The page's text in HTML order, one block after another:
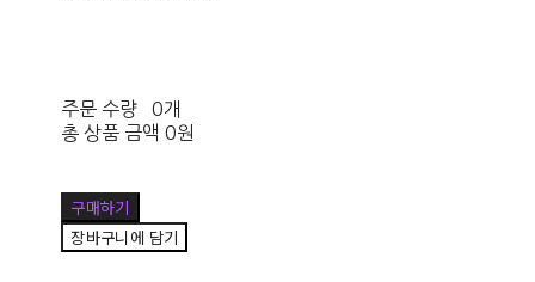
주문 수량
0개
총 상품 금액 0원
구매하기
장바구니에 담기